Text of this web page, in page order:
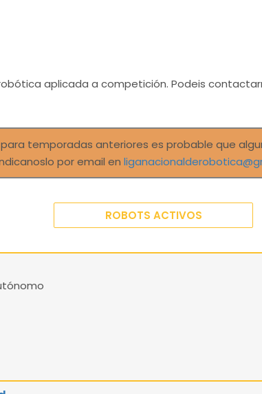
aplicada a competición. Podeis
temporadas anteriores es probable que
por email en
ROBOTS ACTIVOS